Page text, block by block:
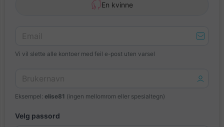
En kvinne
Vi vil slette alle kontoer med feil e-post uten varsel
Eksempel: elise81 (ingen mellomrom eller spesialtegn)
Velg passord